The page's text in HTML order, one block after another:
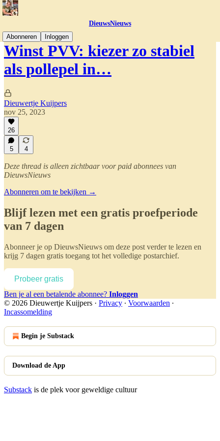
DieuwsNieuws
Abonneren
Inloggen
Winst PVV: kiezer zo stabiel
als pollepel in…
Dieuwertje Kuijpers
nov 25, 2023
26
5 4
Deze thread is alleen zichtbaar voor paid abonnees van
DieuwsNieuws
Abonneren om te bekijken →
Blijf lezen met een gratis proefperiode
van 7 dagen
Abonneer je op DieuwsNieuws om deze post verder te lezen en
krijg 7 dagen gratis toegang tot het volledige postarchief.
Probeer gratis
Ben je al een betalende abonnee? Inloggen
© 2026 Dieuwertje Kuijpers · Privacy ∙ Voorwaarden ∙
Incassomelding
Begin je Substack
Download de App
Substack is de plek voor geweldige cultuur